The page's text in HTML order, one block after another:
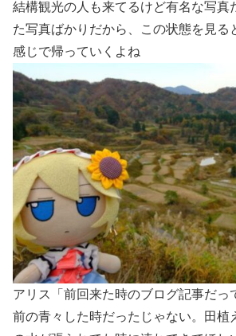
結構観光の人も来てるけど有名な写真
た写真ばかりだから、この状態を見る
感じで帰っていくよね
アリス「前回来た時のブログ記事だっ
前の青々した時だったじゃない。田植